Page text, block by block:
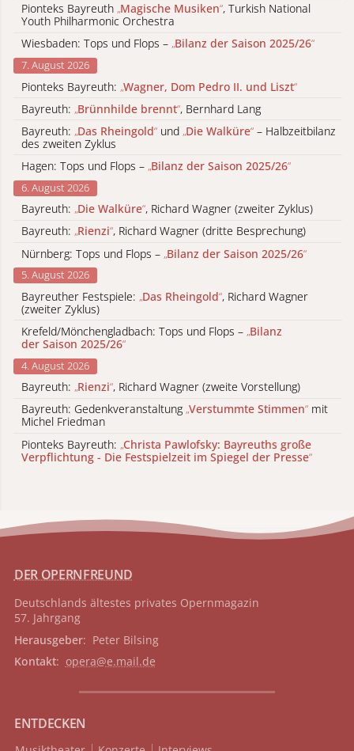
Pionteks Bayreuth „Magische Musiken“, Turkish National
Youth Philharmonic Orchestra
Wiesbaden: Tops und Flops – „Bilanz der Saison 2025/26“
7. August 2026
Pionteks Bayreuth: „Wagner, Dom Pedro II. und Liszt“
Bayreuth: „Brünnhilde brennt“, Bernhard Lang
Bayreuth: „Das Rheingold“ und „Die Walküre“ – Halbzeitbilanz
des zweiten Zyklus
Hagen: Tops und Flops – „Bilanz der Saison 2025/26“
6. August 2026
Bayreuth: „Die Walküre“, Richard Wagner (zweiter Zyklus)
Bayreuth: „Rienzi“, Richard Wagner (dritte Besprechung)
Nürnberg: Tops und Flops – „Bilanz der Saison 2025/26“
5. August 2026
Bayreuther Festspiele: „Das Rheingold“, Richard Wagner
(zweiter Zyklus)
Krefeld/Mönchengladbach: Tops und Flops – „Bilanz
der Saison 2025/26“
4. August 2026
Bayreuth: „Rienzi“, Richard Wagner (zweite Vorstellung)
Bayreuth: Gedenkveranstaltung „Verstummte Stimmen“ mit
Michel Friedman
Pionteks Bayreuth: „Christa Pawlofsky: Bayreuths große
Verpflichtung - Die Festspielzeit im Spiegel der Presse“
DER OPERNFREUND
Deutschlands ältestes privates Opernmagazin
57. Jahrgang
Herausgeber: Peter Bilsing
Kontakt: opera@e.mail.de
ENTDECKEN